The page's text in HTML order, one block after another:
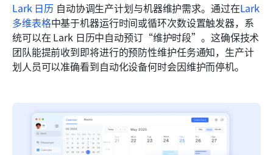
Lark 日历 自动协调生产计划与机器维护需求。通过在Lark
多维表格中基于机器运行时间或循环次数设置触发器，系
统可以在 Lark 日历中自动预订“维护时段”。这确保技术
团队能提前收到即将进行的预防性维护任务通知，生产计
划人员可以准确看到自动化设备何时会因维护而停机。